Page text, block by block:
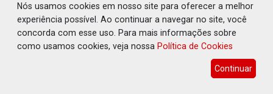
Nós usamos cookies em nosso site para oferecer a melhor
experiência possível. Ao continuar a navegar no site, você
concorda com esse uso. Para mais informações sobre
como usamos cookies, veja nossa Política de Cookies
Continuar